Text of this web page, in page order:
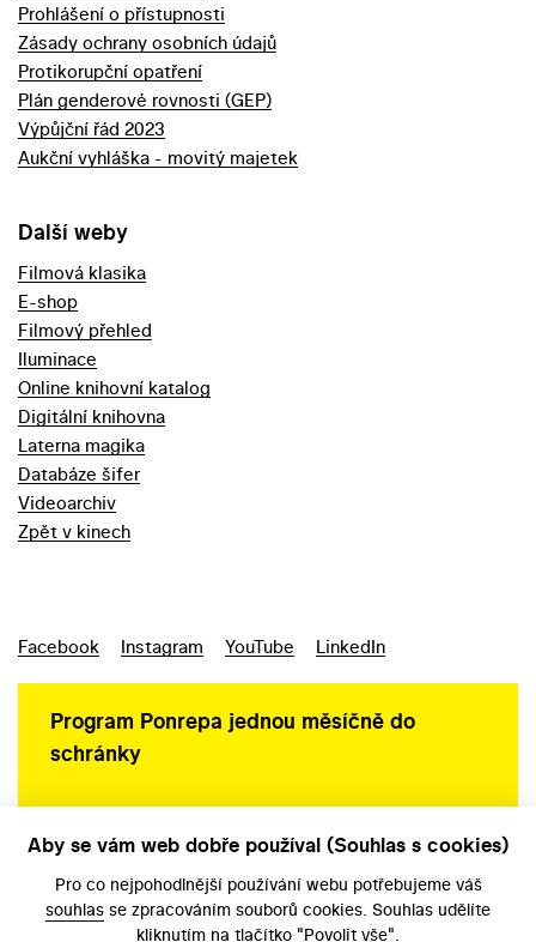
Prohlášení o přístupnosti
Zásady ochrany osobních údajů
Protikorupční opatření
Plán genderové rovnosti (GEP)
Výpůjční řád 2023
Aukční vyhláška - movitý majetek
Další weby
Filmová klasika
E-shop
Filmový přehled
Iluminace
Online knihovní katalog
Digitální knihovna
Laterna magika
Databáze šifer
Videoarchiv
Zpět v kinech
Facebook Instagram YouTube LinkedIn
Program Ponrepa jednou měsíčně do
schránky
Aby se vám web dobře používal (Souhlas s cookies)
Pro co nejpohodlnější používání webu potřebujeme váš
souhlas se zpracováním souborů cookies. Souhlas udělíte
kliknutím na tlačítko "Povolit vše".